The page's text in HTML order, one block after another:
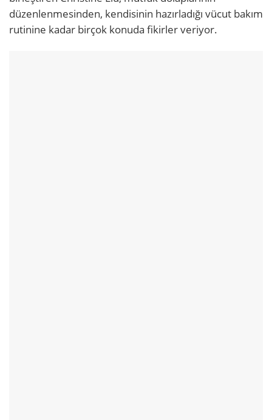
düzenlenmesinden, kendisinin hazırladığı vücut bakım
rutinine kadar birçok konuda fikirler veriyor.